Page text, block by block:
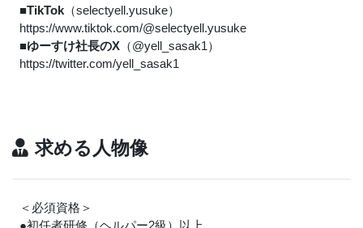
■TikTok （selectyell.yusuke）
https://www.tiktok.com/@selectyell.yusuke
■ゆーすけ社長のX （@yell_sasak1）
https://twitter.com/yell_sasak1
求める人物像
＜必須資格＞
●初任者研修（ヘルパー2級）以上